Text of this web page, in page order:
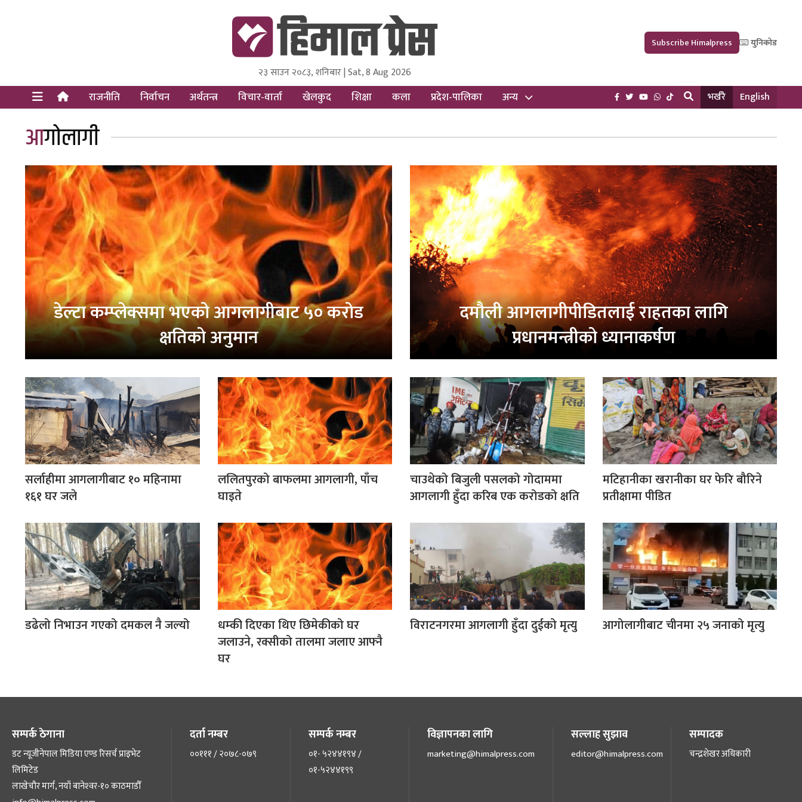
Himal Press
Dot NewsyNepal Media and Research Pvt Ltd.
२३ साउन २०८३, शनिबार | Sat, 8 Aug 2026
Subscribe Himalpress युनिकोड
राजनीति निर्वाचन अर्थतन्त्र विचार-वार्ता खेलकुद शिक्षा कला प्रदेश-पालिका अन्य भर्खरै English
आगोलागी
डेल्टा कम्प्लेक्समा भएको आगलागीबाट ५० करोड
क्षतिको अनुमान
दमौली आगलागीपीडितलाई राहतका लागि
प्रधानमन्त्रीको ध्यानाकर्षण
सर्लाहीमा आगलागीबाट १० महिनामा
१६१ घर जले
ललितपुरको बाफलमा आगलागी, पाँच
घाइते
चाउथेको बिजुली पसलको गोदाममा
आगलागी हुँदा करिब एक करोडको क्षति
मटिहानीका खरानीका घर फेरि बौरिने
प्रतीक्षामा पीडित
डढेलो निभाउन गएको दमकल नै जल्यो
धम्की दिएका थिए छिमेकीको घर
जलाउने, रक्सीको तालमा जलाए आफ्नै
घर
विराटनगरमा आगलागी हुँदा दुईको मृत्यु आगोलागीबाट चीनमा २५ जनाको मृत्यु
सम्पर्क ठेगाना
डट न्यूजीनेपाल मिडिया एण्ड रिसर्च प्राइभेट
लिमिटेड
लाखेचौर मार्ग, नयाँ बानेश्‍वर-१० काठमाडौँ
दर्ता नम्बर
००१११ / २०७८-०७९
सम्पर्क नम्बर
०१- ५२४४१९४ /
०१-५२४४१९९
विज्ञापनका लागि
marketing@himalpress.com
सल्लाह सुझाव
editor@himalpress.com
सम्पादक
चन्द्रशेखर अधिकारी